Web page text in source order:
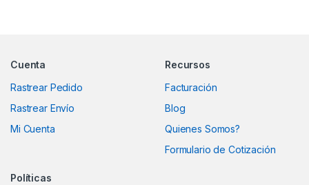
Cuenta
Rastrear Pedido
Rastrear Envío
Mi Cuenta
Recursos
Facturación
Blog
Quienes Somos?
Formulario de Cotización
Políticas